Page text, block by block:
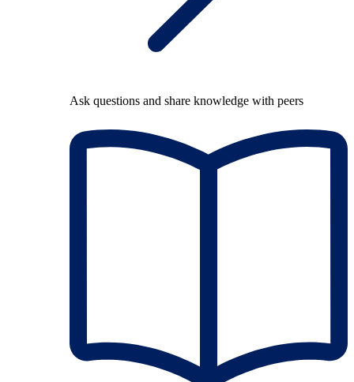
Ask questions and share knowledge with peers